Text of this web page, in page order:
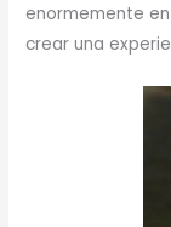
enormemente
crear una